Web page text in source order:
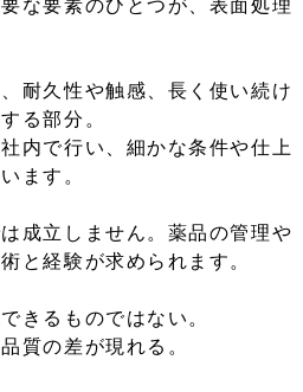
な要素のひとつが、表面処理
耐久性や触感、長く使い続け
る部分。
内で行い、細かな条件や仕上
ます。
成立しません。薬品の管理や
と経験が求められます。
きるものではない。
質の差が現れる。